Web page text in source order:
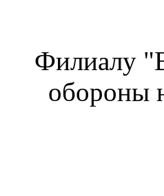
Филиалу
обороны